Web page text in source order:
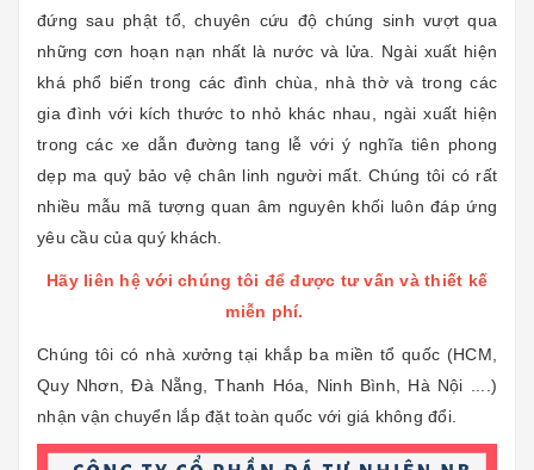
đứng sau phật tổ, chuyên cứu độ chúng sinh vượt qua
những cơn hoạn nạn nhất là nước và lửa. Ngài xuất hiện
khá phổ biến trong các đình chùa, nhà thờ và trong các
gia đình với kích thước to nhỏ khác nhau, ngài xuất hiện
trong các xe dẫn đường tang lễ với ý nghĩa tiên phong
dẹp ma quỷ bảo vệ chân linh người mất. Chúng tôi có rất
nhiều mẫu mã tượng quan âm nguyên khối luôn đáp ứng
yêu cầu của quý khách.
Hãy liên hệ với chúng tôi để được tư vấn và thiết kế
miễn phí.
Chúng tôi có nhà xưởng tại khắp ba miền tổ quốc (HCM,
Quy Nhơn, Đà Nẵng, Thanh Hóa, Ninh Bình, Hà Nội ....)
nhận vận chuyển lắp đặt toàn quốc với giá không đổi.